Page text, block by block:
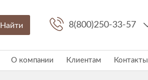
Найти 8(800)250-33-57
О компании Клиентам Контакты